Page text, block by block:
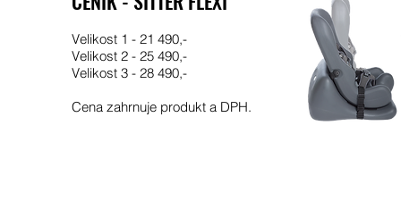
Velikost 1 - 21 490,-
Velikost 2 - 25 490,-
Velikost 3 - 28 490,-
Cena zahrnuje produkt a DPH.